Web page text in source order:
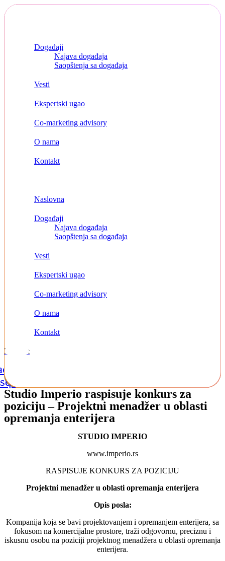
Skip
to
Događaji
Najava događaja
Saopštenja sa događaja
Vesti
Ekspertski ugao
Co-marketing advisory
O nama
Kontakt
Naslovna
Događaji
Najava događaja
Saopštenja sa događaja
Vesti
Ekspertski ugao
Co-marketing advisory
O nama
Kontakt
Kontakt
square
Studio Imperio raspisuje konkurs za
poziciju – Projektni menadžer u oblasti
opremanja enterijera
STUDIO IMPERIO
www.imperio.rs
RASPISUJE KONKURS ZA POZICIJU
Projektni menadžer u oblasti opremanja enterijera
Opis posla:
Kompanija koja se bavi projektovanjem i opremanjem enterijera, sa
fokusom na komercijalne prostore, traži odgovornu, preciznu i
iskusnu osobu na poziciji projektnog menadžera u oblasti opremanja
enterijera.